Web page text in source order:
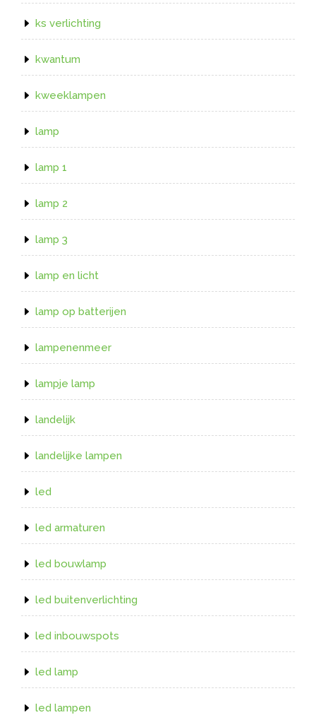
ks verlichting
kwantum
kweeklampen
lamp
lamp 1
lamp 2
lamp 3
lamp en licht
lamp op batterijen
lampenenmeer
lampje lamp
landelijk
landelijke lampen
led
led armaturen
led bouwlamp
led buitenverlichting
led inbouwspots
led lamp
led lampen